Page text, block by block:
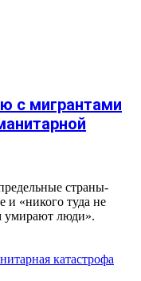
с мигрантами
страны-
и «никого туда не
умирают люди».
катастрофа